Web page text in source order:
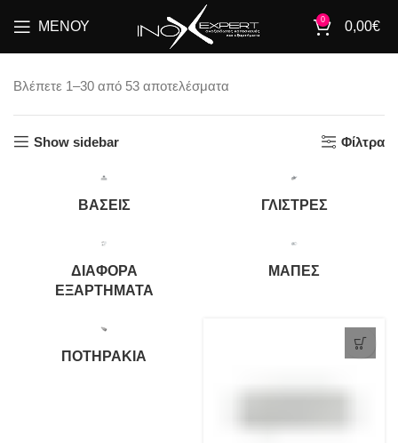
ΜΕΝΟΎ 0 0,00€
Βλέπετε 1–30 από 53 αποτελέσματα
Show sidebar Φίλτρα
ΒΆΣΕΙΣ ΓΛΊΣΤΡΕΣ
ΔΙΆΦΟΡΑ
ΕΞΑΡΤΉΜΑΤΑ
ΜΆΠΕΣ
ΠΟΤΗΡΆΚΙΑ